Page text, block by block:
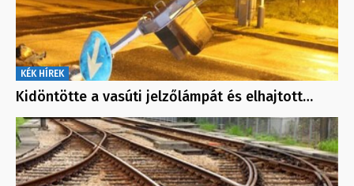
KÉK HÍREK
Kidöntötte a vasúti jelzőlámpát és elhajtott…